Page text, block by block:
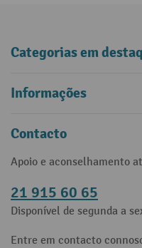
Categorias em
Informações
Contacto
Apoio e aconselhamento
21 915 60 65
Disponível de segunda a
Entre em contacto